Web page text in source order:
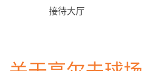
接待大厅